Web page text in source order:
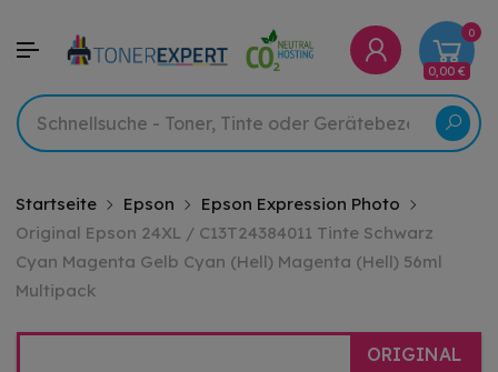
0
0,00 €
Startseite Epson
Epson Expression Photo
Original Epson 24XL / C13T24384011 Tinte Schwarz
Cyan Magenta Gelb Cyan (Hell) Magenta (Hell) 56ml
Multipack
ORIGINAL